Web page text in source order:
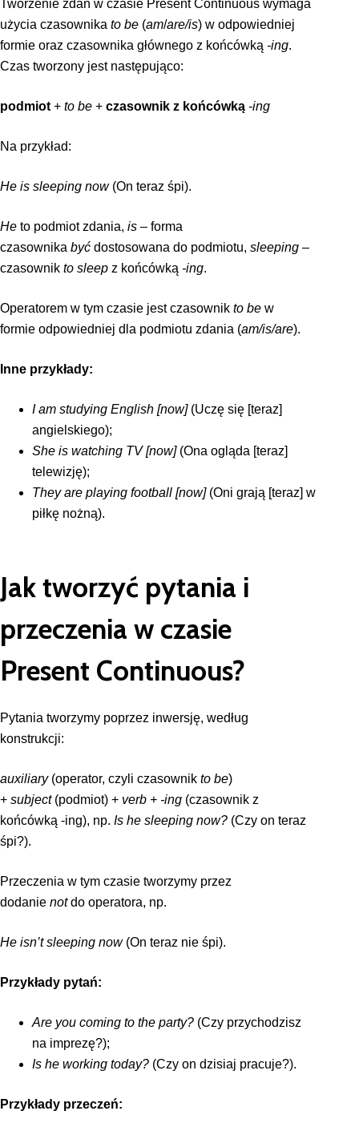
Tworzenie zdań w czasie Present Continuous wymaga
użycia czasownika to be (am/are/is) w odpowiedniej
formie oraz czasownika głównego z końcówką -ing.
Czas tworzony jest następująco:
podmiot + to be + czasownik z końcówką -ing
Na przykład:
He is sleeping now(On teraz śpi).
He to podmiot zdania, is – forma
czasownika być dostosowana do podmiotu, sleeping –
czasownik to sleep z końcówką -ing.
Operatorem w tym czasie jest czasownik to be w
formie odpowiedniej dla podmiotu zdania (am/is/are).
Inne przykłady:
I am studying English [now](Uczę się [teraz]
angielskiego);
She is watching TV [now](Ona ogląda [teraz]
telewizję);
They are playing football [now](Oni grają [teraz] w
piłkę nożną).
Jak tworzyć pytania i
przeczenia w czasie
Present Continuous?
Pytania tworzymy poprzez inwersję, według
konstrukcji:
auxiliary(operator, czyli czasownik to be)
+ subject(podmiot) + verb + -ing (czasownik z
końcówką -ing), np. Is he sleeping now? (Czy on teraz
śpi?).
Przeczenia w tym czasie tworzymy przez
dodanie notdo operatora, np.
He isn’t sleeping now(On teraz nie śpi).
Przykłady pytań:
Are you coming to the party? (Czy przychodzisz
na imprezę?);
Is he working today? (Czy on dzisiaj pracuje?).
Przykłady przeczeń: